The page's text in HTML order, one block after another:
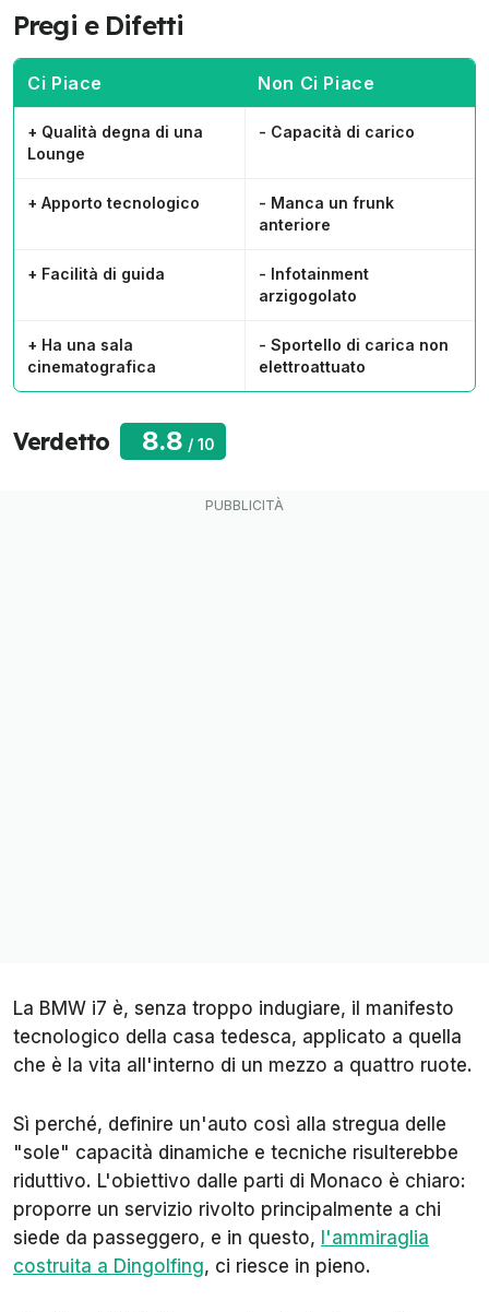
Pregi e Difetti
Ci Piace Non Ci Piace
+ Qualità degna di una
Lounge
- Capacità di carico
+ Apporto tecnologico
- Manca un frunk
anteriore
+ Facilità di guida
- Infotainment
arzigogolato
+ Ha una sala
cinematografica
- Sportello di carica non
elettroattuato
Verdetto 8.8 / 10
La BMW i7 è, senza troppo indugiare, il manifesto
tecnologico della casa tedesca, applicato a quella
che è la vita all'interno di un mezzo a quattro ruote.
Sì perché, definire un'auto così alla stregua delle
"sole" capacità dinamiche e tecniche risulterebbe
riduttivo. L'obiettivo dalle parti di Monaco è chiaro:
proporre un servizio rivolto principalmente a chi
siede da passeggero, e in questo, l'ammiraglia
costruita a Dingolfing, ci riesce in pieno.